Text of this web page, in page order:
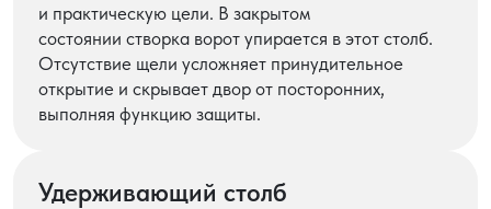
и практическую цели. В закрытом
состоянии створка ворот упирается в этот столб.
Отсутствие щели усложняет принудительное
открытие и скрывает двор от посторонних,
выполняя функцию защиты.
Удерживающий столб